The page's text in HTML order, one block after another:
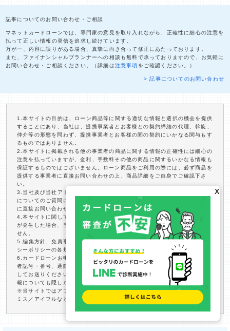
記事についてのお問い合わせ・ご相談
マネットカードローンでは、専門家の意見を取り入れながら、正確性に細心の注意を
払って正しい情報の発信を追求し続けています。
万が一、内容に誤りがある場合、真摯に向き合って修正にあたっております。
また、ファイナンシャルプランナーへの相談も無料で承っておりますので、お気軽に
お問い合わせ・ご相談ください。（詳細は注意事項 をご確認ください。）
> 記事についてのお問い合わせ
1.本サイトの目的は、ローン商品等に関する適切な情報と選択の機会を提供
することにあり、当社は、提携事業者とお客様との契約締結の代理、斡旋、
仲介等の形態を問わず、提携事業者とお客様の間の契約にいかなる関与もす
るものではありません。
2.本サイトに掲載される他の事業者の商品に関する情報の正確性には細心の
注意を払っていますが、金利、手数料その他の商品に関するいかなる情報も
保証するものではございません。ローン商品をご利用の際には、必ず商品を
提供する事業者に直接お問い合わせの上、商品詳細をご自身でご確認下さ
い。
3.当社及び当社アドバイザーでは、本サイトに掲載される商品やサービス等
についてのご質問には回答致しかねますので、当該商品等を提供する事業者
に直接お問い合わせ下さい。
4.本サイトに関して、利用者と提携事業者、第三者との間で紛争やトラブル
が発生した場合、当事者間で解決を図るものとし、当社は一切責任を負いま
せん。
5.編集方針、免責事項・知的財産権、ご利用いただく上での注意、プライバ
シーポリシーの各規程を必ずご確認の上、本サイトをご利用下さい。
6.カードローンお申し込み時に保険証を提出する場合、保険者番号、被保険
者記号・番号、通院歴、臓器提供意思確認欄に記載がある場合はマスキング
してお送りください。その他、バーコードなど個人情報にアクセス可能な情
報についても隠したうえでご提出ください。
※当サイトではアフィリエイトプログラムを利用し、事業者(アコム／プロ
ミス／アイフルなど)から委託を受け広告収益を得て運営しております。
X